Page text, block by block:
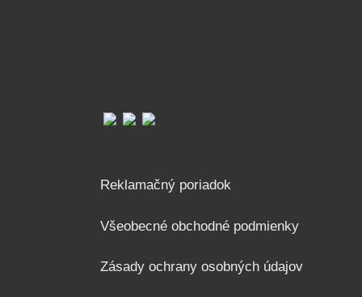
Reklamačný poriadok
Všeobecné obchodné podmienky
Zásady ochrany osobných údajov